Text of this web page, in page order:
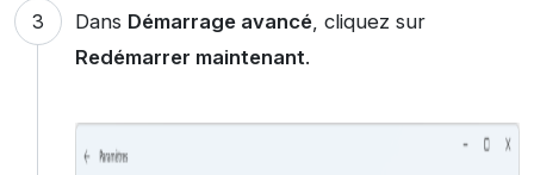
Dans Démarrage avancé, cliquez sur
Redémarrer maintenant.